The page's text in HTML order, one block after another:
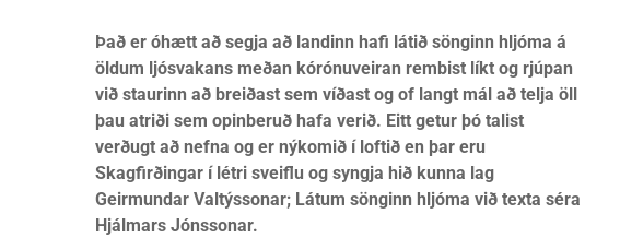
Það er óhætt að segja að landinn hafi látið sönginn hljóma á
öldum ljósvakans meðan kórónuveiran rembist líkt og rjúpan
við staurinn að breiðast sem víðast og of langt mál að telja öll
þau atriði sem opinberuð hafa verið. Eitt getur þó talist
verðugt að nefna og er nýkomið í loftið en þar eru
Skagfirðingar í létri sveiflu og syngja hið kunna lag
Geirmundar Valtýssonar; Látum sönginn hljóma við texta séra
Hjálmars Jónssonar.